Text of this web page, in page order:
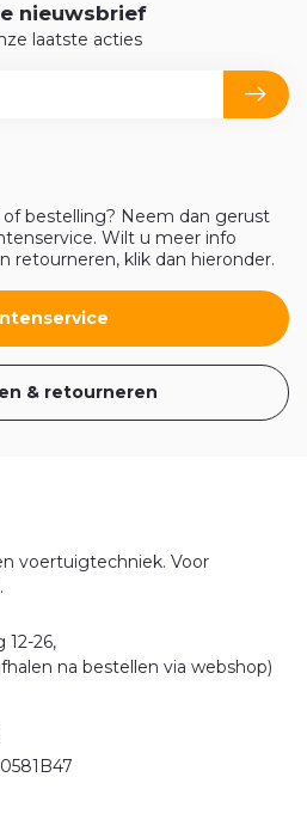
bestelling? Neem dan gerust
Wilt u meer info
retourneren, klik dan hieronder.
& retourneren
nieuwsbrief
laatste acties
voertuigtechniek. Voor
26,
na bestellen via webshop)